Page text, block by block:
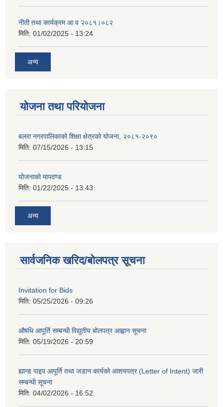
नीती तथा कार्यक्रम आ व २०८१।०८२
मिति: 01/02/2025 - 13:24
अन्य
योजना तथा परियोजना
बलरा नगरपालिकाको शिक्षा क्षेत्रको योजना, २०८१-२०९०
मिति: 07/15/2026 - 13:15
योजनाकाे मापदण्ड
मिति: 01/22/2025 - 13:43
अन्य
सार्वजनिक खरिद/बोलपत्र सूचना
Invitation for Bids
मिति: 05/25/2026 - 09:26
औषधि आपूर्ति सम्बन्धी विद्युतीय बोलपत्र आह्वान सूचना
मिति: 05/19/2026 - 20:59
ह्यान्ड पाइप आपूर्ति तथा जडान कार्यको आशयपत्र (Letter of Intent) जारी
सम्बन्धी सूचना
मिति: 04/02/2026 - 16:52